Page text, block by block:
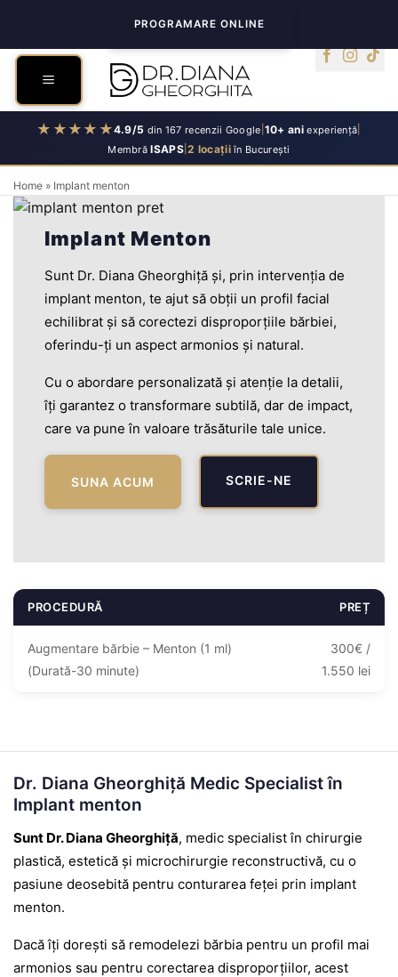
content
PROGRAMARE ONLINE
★★★★★4.9/5 din 167 recenzii Google 10+ ani experiență
Membră ISAPS|2 locațiiîn București
Home » Implant menton
Implant Menton
Sunt Dr. Diana Gheorghiță și, prin intervenția de
implant menton, te ajut să obții un profil facial
echilibrat și să corectezi disproporțiile bărbiei,
oferindu-ți un aspect armonios și natural.
Cu o abordare personalizată și atenție la detalii,
îți garantez o transformare subtilă, dar de impact,
care va pune în valoare trăsăturile tale unice.
SUNA ACUM SCRIE-NE
PROCEDURĂ PREȚ
Augmentare bărbie – Menton (1 ml)
(Durată-30 minute)
300€ /
1.550 lei
Dr. Diana Gheorghiță Medic Specialist în
Implant menton
Sunt Dr. Diana Gheorghiță, medic specialist în chirurgie
plastică, estetică și microchirurgie reconstructivă, cu o
pasiune deosebită pentru conturarea feței prin implant
menton.
Dacă îți dorești să remodelezi bărbia pentru un profil mai
armonios sau pentru corectarea disproporțiilor, acest